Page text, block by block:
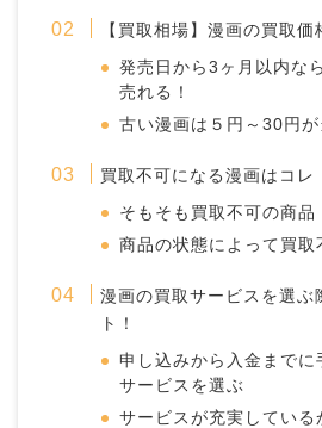
【買取相場】漫画の買取価
発売日から3ヶ月以内な
売れる！
古い漫画は５円～30円
買取不可になる漫画はコレ
そもそも買取不可の商品
商品の状態によって買取
漫画の買取サービスを選ぶ
ト！
申し込みから入金までに
サービスを選ぶ
サービスが充実している